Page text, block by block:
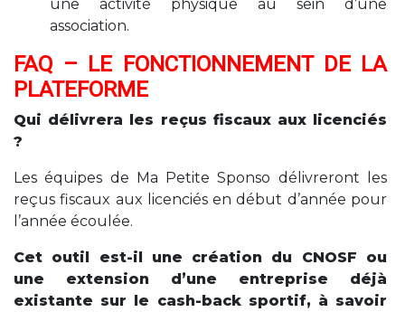
une activité physique au sein d’une
association.
FAQ – LE FONCTIONNEMENT DE LA
PLATEFORME
Qui délivrera les reçus fiscaux aux licenciés
?
Les équipes de Ma Petite Sponso délivreront les
reçus fiscaux aux licenciés en début d’année pour
l’année écoulée.
Cet outil est-il une création du CNOSF ou
une extension d’une entreprise déjà
existante sur le cash-back sportif, à savoir